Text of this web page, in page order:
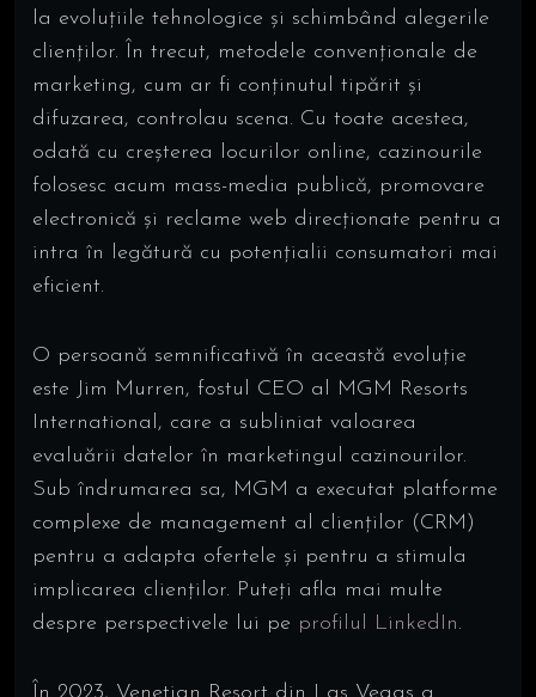
la evoluțiile tehnologice și schimbând alegerile
clienților. În trecut, metodele convenționale de
marketing, cum ar fi conținutul tipărit și
difuzarea, controlau scena. Cu toate acestea,
odată cu creșterea locurilor online, cazinourile
folosesc acum mass-media publică, promovare
electronică și reclame web direcționate pentru a
intra în legătură cu potențialii consumatori mai
eficient.
O persoană semnificativă în această evoluție
este Jim Murren, fostul CEO al MGM Resorts
International, care a subliniat valoarea
evaluării datelor în marketingul cazinourilor.
Sub îndrumarea sa, MGM a executat platforme
complexe de management al clienților (CRM)
pentru a adapta ofertele și pentru a stimula
implicarea clienților. Puteți afla mai multe
despre perspectivele lui pe profilul LinkedIn.